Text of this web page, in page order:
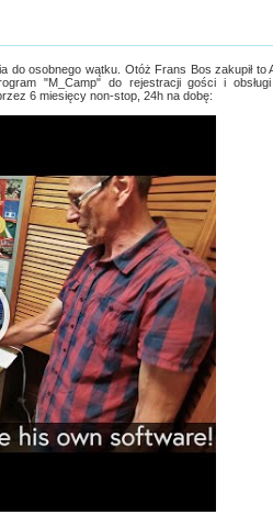
do osobnego wątku. Otóż Frans Bos zakupił
"M_Camp" do rejestracji gości i
6 miesięcy non-stop, 24h na dobę: